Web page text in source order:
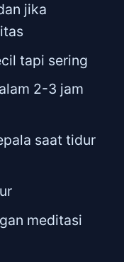
jika
tapi sering
2-3 jam
saat tidur
meditasi